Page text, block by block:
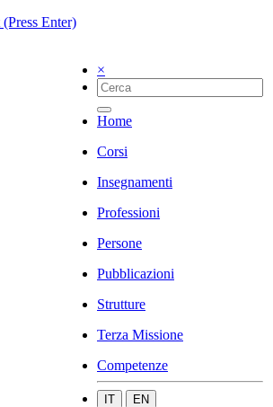
Enter)
×
Home
Corsi
Insegnamenti
Professioni
Persone
Pubblicazioni
Strutture
Terza Missione
Competenze
IT EN